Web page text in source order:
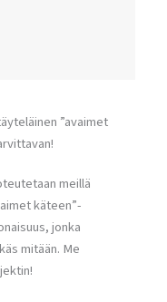
”avaimet
meillä
käteen”-
jonka
mitään. Me